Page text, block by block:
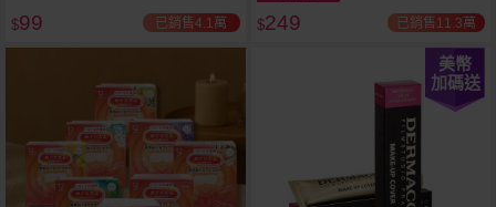
$99 已銷售4.1萬 $249 已銷售11.3萬
美幣
加碼送